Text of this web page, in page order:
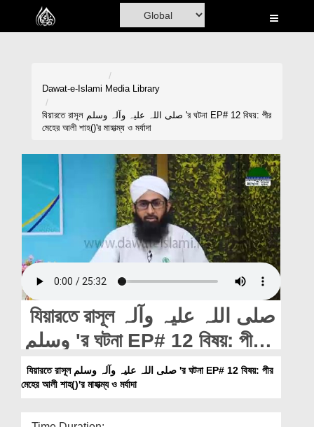
Home
Volunteer Portal
Rohani Ilaj
Donation
Blog
Magazine
Departments
Our Websites
More
Dawat-e-Islami Media Library
যিয়ারতে রাসূল صلی اللہ علیہ وآلہ وسلم 'র ঘটনা EP# 12 বিষয়: পীর
মেহের আলী শাহ()'র মাহাত্ম্য ও মর্যাদা
যিয়ারতে রাসূল صلی اللہ علیہ وآلہ
وسلم 'র ঘটনা EP# 12 বিষয়: পীর
মেহের আলী শাহ()'র মাহাত্ম্য ও মর্যাদা
যিয়ারতে রাসূল صلی اللہ علیہ وآلہ وسلم 'র ঘটনা EP# 12 বিষয়: পীর
মেহের আলী শাহ()'র মাহাত্ম্য ও মর্যাদা